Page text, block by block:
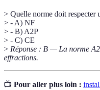
> Quelle norme doit respecter
> - A) NF
> - B) A2P
> - C) CE
> Réponse : B — La norme
effractions.
📺 Pour aller plus loin :